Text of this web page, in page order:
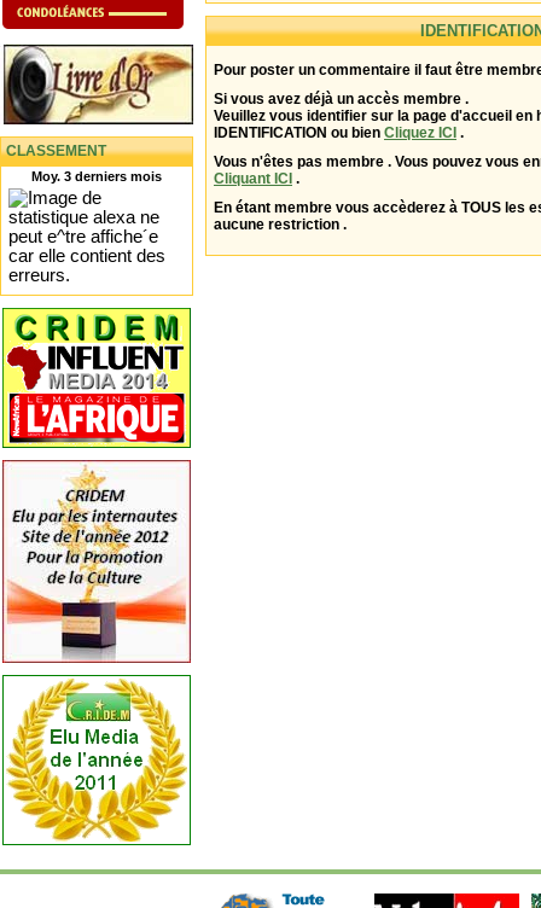
CLASSEMENT
Moy. 3 derniers mois
Pour poster un commentaire il faut être
Si vous avez déjà un accès membre .
Veuillez vous identifier sur la page d'accueil en
IDENTIFICATION ou bien Cliquez ICI .
Vous n'êtes pas membre . Vous pouvez vous
Cliquant ICI .
En étant membre vous accèderez à TOUS les
aucune restriction .